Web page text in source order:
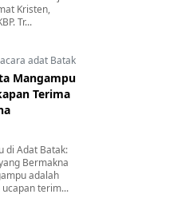
Kristen,
Tr...
adat Batak
Mangampu
Terima
di Adat Batak:
Bermakna
adalah
terim...